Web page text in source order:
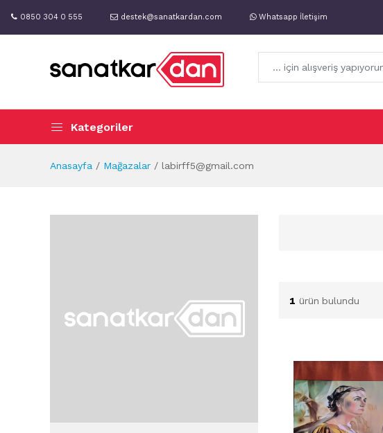
0850 304 0 555 destek@sanatkardan.com Whatsapp İletişim
Kategoriler
Anasayfa Mağazalar labirff5@gmail.com
1 ürün bulundu